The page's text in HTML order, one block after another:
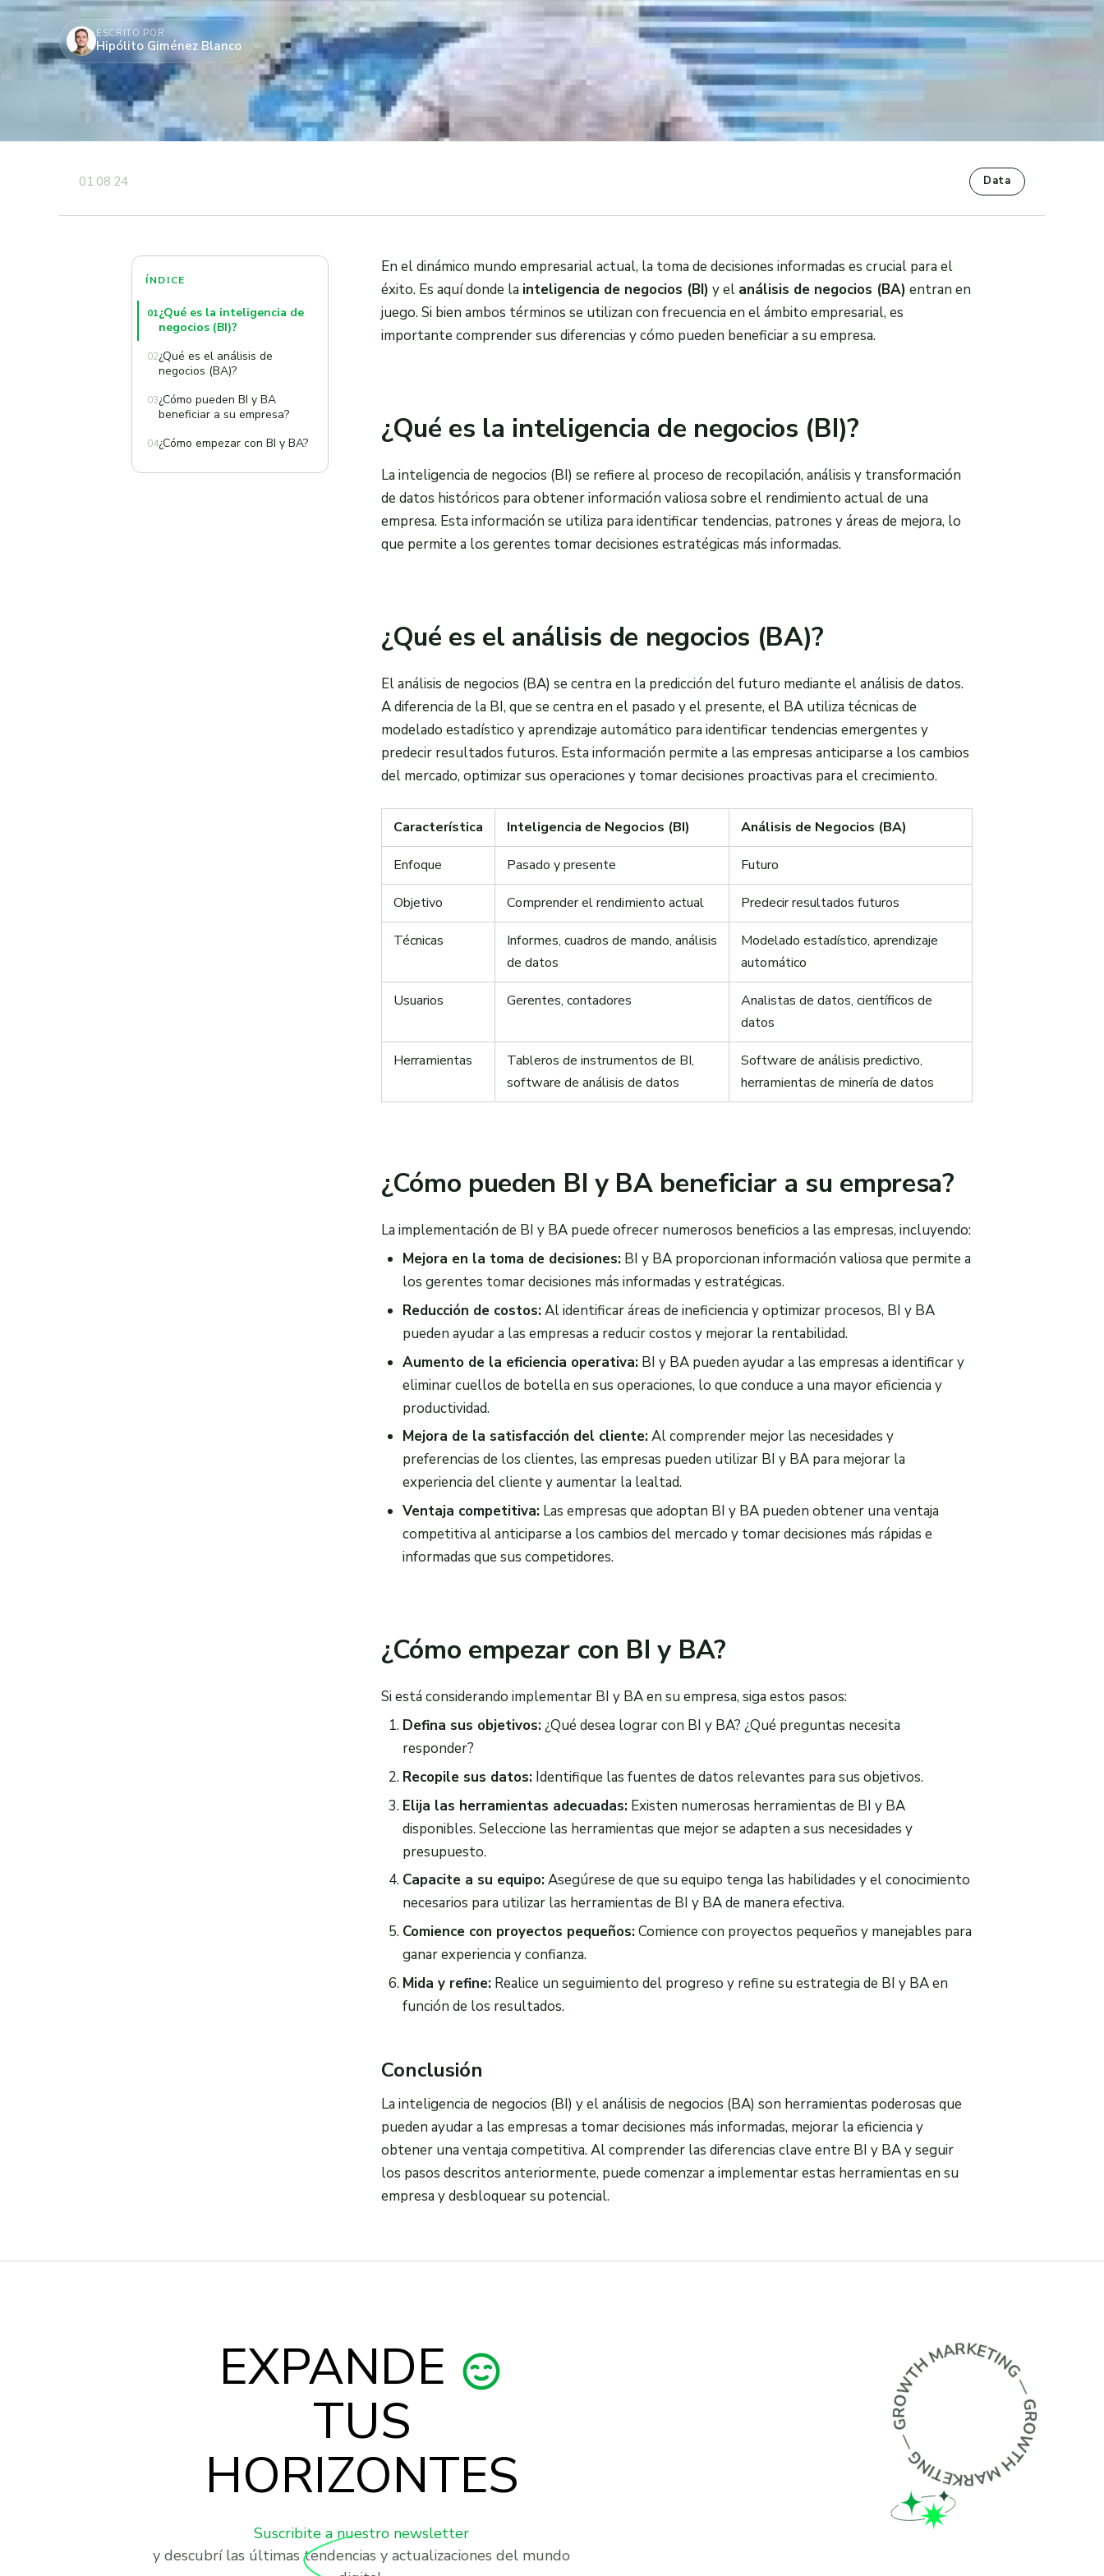
ESCRITO POR
Hipólito Giménez Blanco
01.08.24 Data
ÍNDICE
01¿Qué es la inteligencia de
negocios (BI)?
02¿Qué es el análisis de
negocios (BA)?
03¿Cómo pueden BI y BA
beneficiar a su empresa?
04¿Cómo empezar con BI y BA?
En el dinámico mundo empresarial actual, la toma de decisiones informadas es crucial para el
éxito. Es aquí donde la inteligencia de negocios (BI) y el análisis de negocios (BA) entran en
juego. Si bien ambos términos se utilizan con frecuencia en el ámbito empresarial, es
importante comprender sus diferencias y cómo pueden beneficiar a su empresa.
¿Qué es la inteligencia de negocios (BI)?
La inteligencia de negocios (BI) se refiere al proceso de recopilación, análisis y transformación
de datos históricos para obtener información valiosa sobre el rendimiento actual de una
empresa. Esta información se utiliza para identificar tendencias, patrones y áreas de mejora, lo
que permite a los gerentes tomar decisiones estratégicas más informadas.
¿Qué es el análisis de negocios (BA)?
El análisis de negocios (BA) se centra en la predicción del futuro mediante el análisis de datos.
A diferencia de la BI, que se centra en el pasado y el presente, el BA utiliza técnicas de
modelado estadístico y aprendizaje automático para identificar tendencias emergentes y
predecir resultados futuros. Esta información permite a las empresas anticiparse a los cambios
del mercado, optimizar sus operaciones y tomar decisiones proactivas para el crecimiento.
Característica Inteligencia de Negocios (BI) Análisis de Negocios (BA)
Enfoque Pasado y presente Futuro
Objetivo Comprender el rendimiento actual Predecir resultados futuros
Técnicas
Informes, cuadros de mando, análisis
de datos
Modelado estadístico, aprendizaje
automático
Usuarios Gerentes, contadores
Analistas de datos, científicos de
datos
Herramientas
Tableros de instrumentos de BI,
software de análisis de datos
Software de análisis predictivo,
herramientas de minería de datos
¿Cómo pueden BI y BA beneficiar a su empresa?
La implementación de BI y BA puede ofrecer numerosos beneficios a las empresas, incluyendo:
Mejora en la toma de decisiones:BI y BA proporcionan información valiosa que permite a
los gerentes tomar decisiones más informadas y estratégicas.
Reducción de costos:Al identificar áreas de ineficiencia y optimizar procesos, BI y BA
pueden ayudar a las empresas a reducir costos y mejorar la rentabilidad.
Aumento de la eficiencia operativa:BI y BA pueden ayudar a las empresas a identificar y
eliminar cuellos de botella en sus operaciones, lo que conduce a una mayor eficiencia y
productividad.
Mejora de la satisfacción del cliente:Al comprender mejor las necesidades y
preferencias de los clientes, las empresas pueden utilizar BI y BA para mejorar la
experiencia del cliente y aumentar la lealtad.
Ventaja competitiva:Las empresas que adoptan BI y BA pueden obtener una ventaja
competitiva al anticiparse a los cambios del mercado y tomar decisiones más rápidas e
informadas que sus competidores.
¿Cómo empezar con BI y BA?
Si está considerando implementar BI y BA en su empresa, siga estos pasos:
Defina sus objetivos:¿Qué desea lograr con BI y BA? ¿Qué preguntas necesita
responder?
Recopile sus datos:Identifique las fuentes de datos relevantes para sus objetivos.
Elija las herramientas adecuadas:Existen numerosas herramientas de BI y BA
disponibles. Seleccione las herramientas que mejor se adapten a sus necesidades y
presupuesto.
Capacite a su equipo:Asegúrese de que su equipo tenga las habilidades y el conocimiento
necesarios para utilizar las herramientas de BI y BA de manera efectiva.
Comience con proyectos pequeños:Comience con proyectos pequeños y manejables para
ganar experiencia y confianza.
Mida y refine:Realice un seguimiento del progreso y refine su estrategia de BI y BA en
función de los resultados.
Conclusión
La inteligencia de negocios (BI) y el análisis de negocios (BA) son herramientas poderosas que
pueden ayudar a las empresas a tomar decisiones más informadas, mejorar la eficiencia y
obtener una ventaja competitiva. Al comprender las diferencias clave entre BI y BA y seguir
los pasos descritos anteriormente, puede comenzar a implementar estas herramientas en su
empresa y desbloquear su potencial.
EXPANDE
TUS
HORIZONTES
Suscribite a nuestro newsletter
y descubrí las últimas tendencias y actualizaciones del mundo